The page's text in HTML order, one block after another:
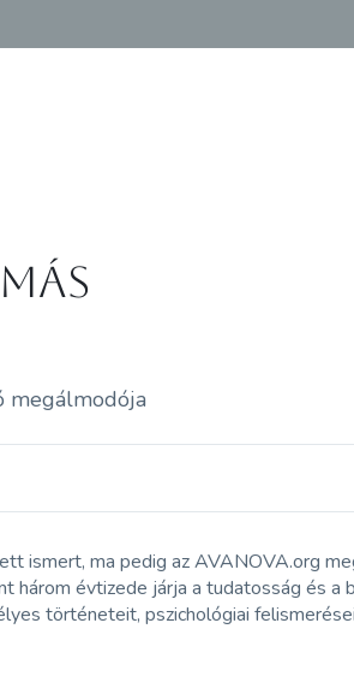
megálmodója
ismert, ma pedig az AVANOVA.org
három évtizede járja a tudatosság és
történeteit, pszichológiai